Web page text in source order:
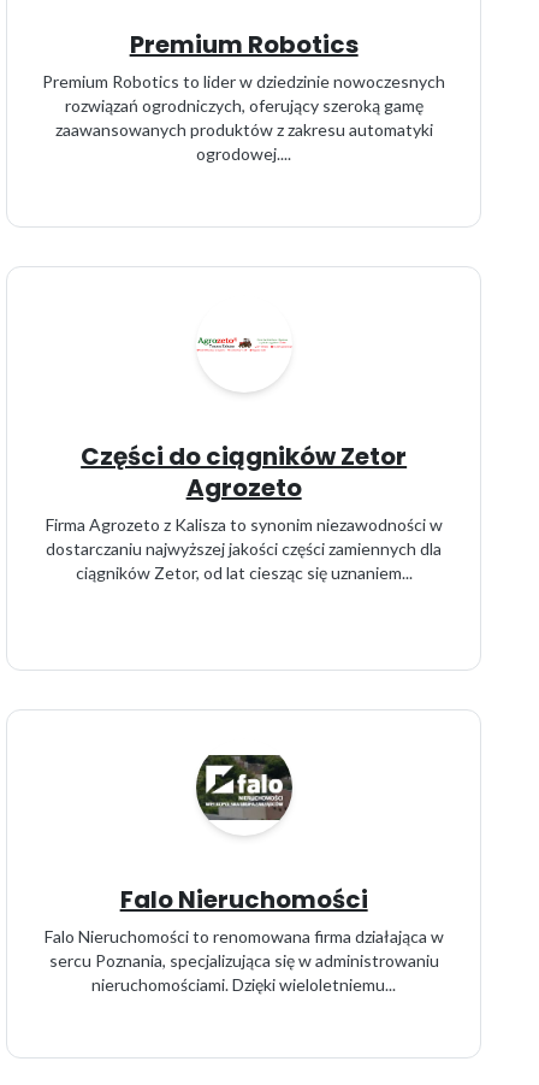
Premium Robotics
Premium Robotics to lider w dziedzinie nowoczesnych
rozwiązań ogrodniczych, oferujący szeroką gamę
zaawansowanych produktów z zakresu automatyki
ogrodowej....
Części do ciągników Zetor
Agrozeto
Firma Agrozeto z Kalisza to synonim niezawodności w
dostarczaniu najwyższej jakości części zamiennych dla
ciągników Zetor, od lat ciesząc się uznaniem...
Falo Nieruchomości
Falo Nieruchomości to renomowana firma działająca w
sercu Poznania, specjalizująca się w administrowaniu
nieruchomościami. Dzięki wieloletniemu...